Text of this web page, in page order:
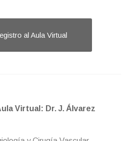
al Aula Virtual
Virtual: Dr. J. Álvarez